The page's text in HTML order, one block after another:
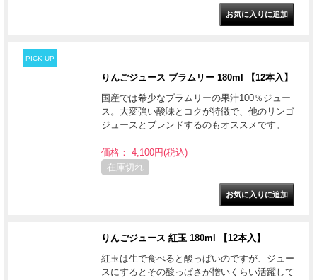
PICK UP
りんごジュース ブラムリー 180ml 【12本入】
国産では希少なブラムリーの果汁100％ジュー
ス。大変強い酸味とコクが特徴で、他のリンゴ
ジュースとブレンドするのもオススメです。
価格： 4,100円(税込)
在庫切れ
りんごジュース 紅玉 180ml 【12本入】
紅玉は生で食べると酸っぱいのですが、ジュー
スにするとその酸っぱさが憎いくらい活躍して